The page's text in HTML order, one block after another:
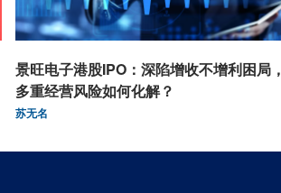
景旺电子港股IPO：深陷增收不增利困局，
多重经营风险如何化解？
苏无名